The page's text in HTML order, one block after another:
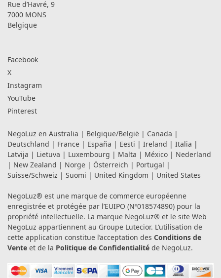
Rue d’Havré, 9
7000 MONS
Belgique
Facebook
X
Instagram
YouTube
Pinterest
NegoLuz en Australia | Belgique/België | Canada |
Deutschland | France | España | Eesti | Ireland | Italia |
Latvija | Lietuva | Luxembourg | Malta | México | Nederland
| New Zealand | Norge | Österreich | Portugal |
Suisse/Schweiz | Suomi | United Kingdom | United States
NegoLuz® est une marque de commerce européenne
enregistrée et protégée par l’EUIPO (Nº018574890) pour la
propriété intellectuelle. La marque NegoLuz® et le site Web
NegoLuz appartiennent au Groupe Lutecior. L’utilisation de
cette application constitue l’acceptation des Conditions de
Vente et de la Politique de Confidentialité de NegoLuz.